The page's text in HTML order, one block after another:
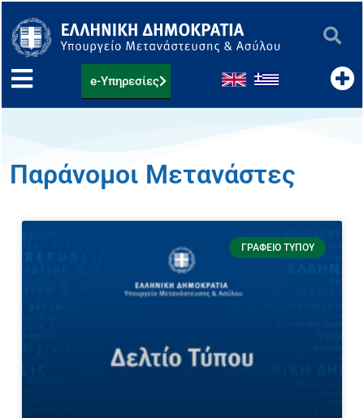
στο
περιεχόμενο
e-Υπηρεσίες
Παράνομοι Μετανάστες
ΓΡΑΦΕΊΟ ΤΎΠΟΥ